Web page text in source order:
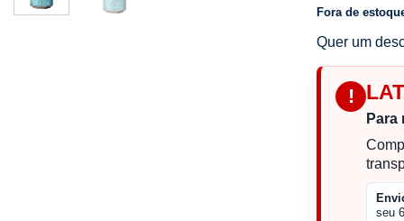
Fora de
Quer um
!
Para
seu